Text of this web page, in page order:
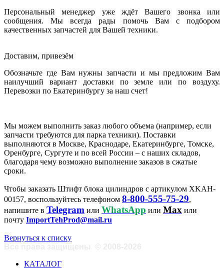
Персональный менеджер уже ждёт Вашего звонка или
сообщения. Мы всегда рады помочь Вам с подбором
качественных запчастей для Вашей техники.
Доставим, привезём
Обозначьте где Вам нужны запчасти и мы предложим Вам
наилучший вариант доставки по земле или по воздуху.
Перевозки по Екатеринбургу за наш счет!
Мы можем выполнить заказ любого объема (например, если
запчасти требуются для парка техники). Поставки
выполняются в Москве, Краснодаре, Екатеринбурге, Томске,
Оренбурге, Сургуте и по всей России – с наших складов,
благодаря чему возможно выполнение заказов в сжатые
сроки.
Чтобы заказать Штифт блока цилиндров с артикулом XKAH-
00157, воспользуйтесь телефоном 8-800-555-75-29,
напишите в Telegram или WhatsApp или Max или
почту ImportTehProd@mail.ru
Вернуться к списку
КАТАЛОГ